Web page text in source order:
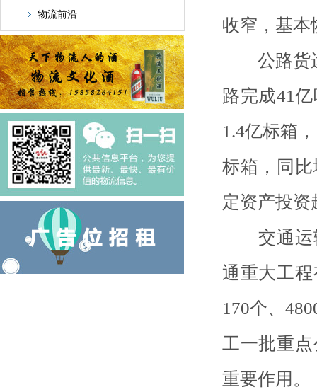
物流前沿
收窄，基本
公路货运
路完成41
1.4亿标箱
标箱，同
定资产投资
交通运输
通重大工
170个、
工一批重
重要作用。